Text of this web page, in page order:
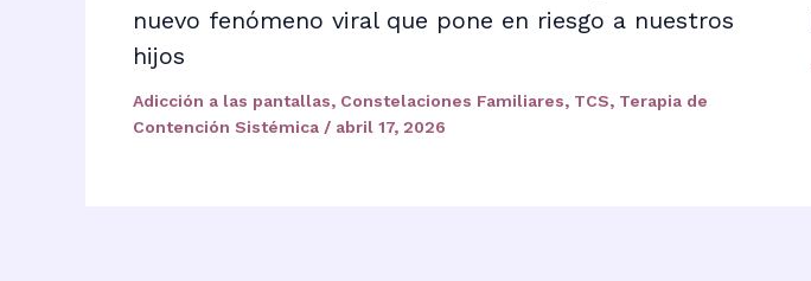
nuevo fenómeno viral que pone en riesgo a nuestros
hijos
Adicción a las pantallas, Constelaciones Familiares, TCS, Terapia de
Contención Sistémica / abril 17, 2026